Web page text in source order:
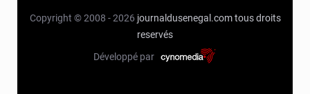
Copyright © 2008 - 2026 journaldusenegal.com tous droits
reservés
Développé par